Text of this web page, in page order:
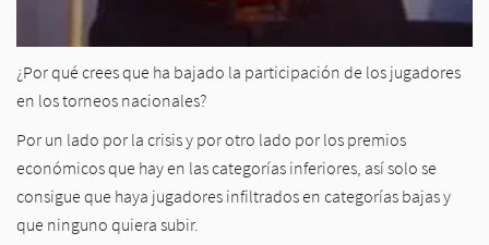
¿Por qué crees que ha bajado la participación de los jugadores
en los torneos nacionales?
Por un lado por la crisis y por otro lado por los premios
económicos que hay en las categorías inferiores, así solo se
consigue que haya jugadores infiltrados en categorías bajas y
que ninguno quiera subir.